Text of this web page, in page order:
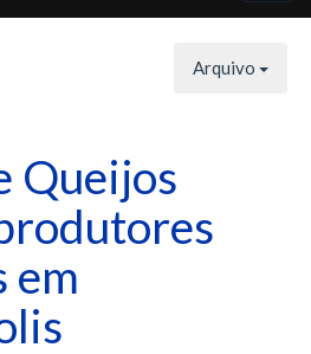
Arquivo
Queijos
em